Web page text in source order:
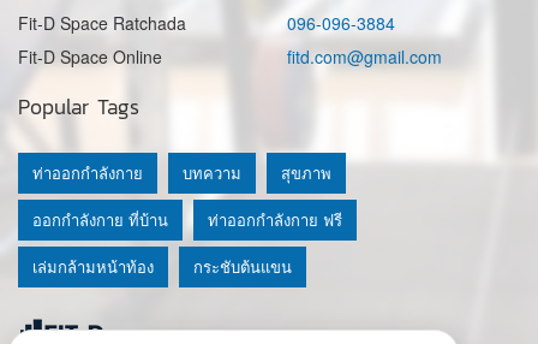
Fit-D Space Ratchada
096-096-3884
Fit-D Space Online
fitd.com@gmail.com
Popular Tags
ท่าออกกำลังกาย บทความ สุขภาพ
ออกกำลังกาย ที่บ้าน ท่าออกกำลังกาย ฟรี
เล่มกล้ามหน้าท้อง กระชับต้นแขน